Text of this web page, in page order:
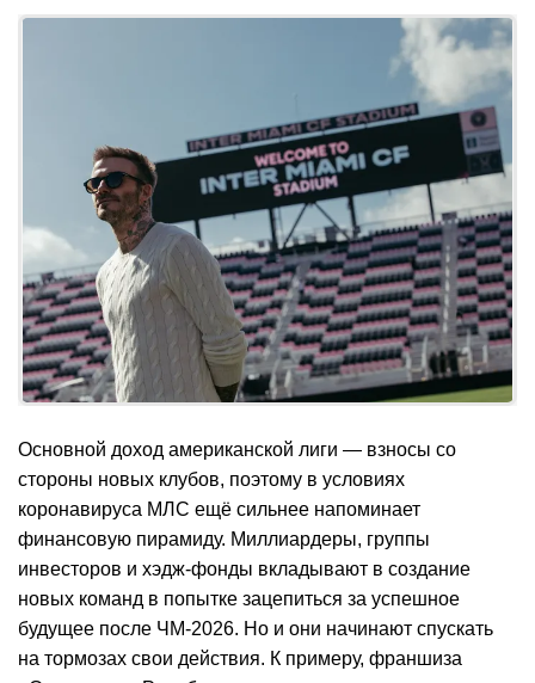
Основной доход американской лиги — взносы со
стороны новых клубов, поэтому в условиях
коронавируса МЛС ещё сильнее напоминает
финансовую пирамиду. Миллиардеры, группы
инвесторов и хэдж-фонды вкладывают в создание
новых команд в попытке зацепиться за успешное
будущее после ЧМ-2026. Но и они начинают спускать
на тормозах свои действия. К примеру, франшиза